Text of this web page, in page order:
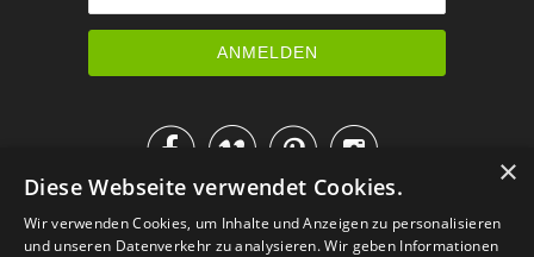

IM KATALOG BLÄTTERN
×
Diese Webseite verwendet Cookies.
Wir verwenden Cookies, um Inhalte und Anzeigen zu personalisieren
und unseren Datenverkehr zu analysieren. Wir geben Informationen